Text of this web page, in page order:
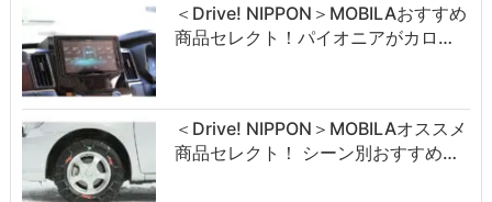
＜Drive! NIPPON＞MOBILAおすすめ
商品セレクト！パイオニアがカロ…
＜Drive! NIPPON＞MOBILAオススメ
商品セレクト！ シーン別おすすめ…